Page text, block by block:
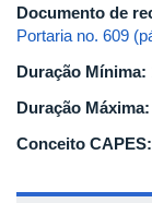
Documento de
Portaria no. 609
Duração Mínima:
Duração Máxima:
Conceito CAPES: